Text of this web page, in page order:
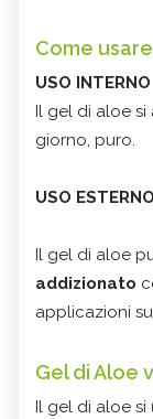
Come
USO INTERNO
Il gel di aloe si
giorno, puro.
USO ESTERNO
Il gel di aloe
addizionato
applicazioni
Gel di Aloe
Il gel di aloe si